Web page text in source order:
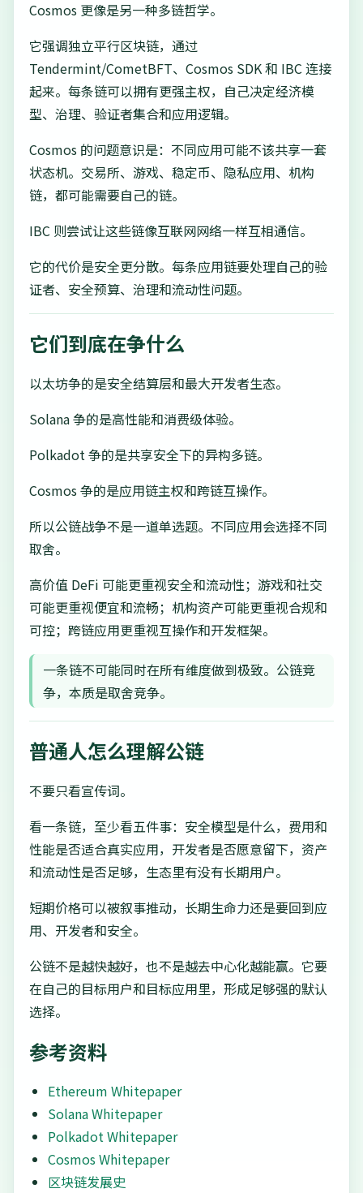
Cosmos 更像是另一种多链哲学。
它强调独立平行区块链，通过
Tendermint/CometBFT、Cosmos SDK 和 IBC 连接
起来。每条链可以拥有更强主权，自己决定经济模
型、治理、验证者集合和应用逻辑。
Cosmos 的问题意识是：不同应用可能不该共享一套
状态机。交易所、游戏、稳定币、隐私应用、机构
链，都可能需要自己的链。
IBC 则尝试让这些链像互联网网络一样互相通信。
它的代价是安全更分散。每条应用链要处理自己的验
证者、安全预算、治理和流动性问题。
它们到底在争什么
以太坊争的是安全结算层和最大开发者生态。
Solana 争的是高性能和消费级体验。
Polkadot 争的是共享安全下的异构多链。
Cosmos 争的是应用链主权和跨链互操作。
所以公链战争不是一道单选题。不同应用会选择不同
取舍。
高价值 DeFi 可能更重视安全和流动性；游戏和社交
可能更重视便宜和流畅；机构资产可能更重视合规和
可控；跨链应用更重视互操作和开发框架。
一条链不可能同时在所有维度做到极致。公链竞
争，本质是取舍竞争。
普通人怎么理解公链
不要只看宣传词。
看一条链，至少看五件事：安全模型是什么，费用和
性能是否适合真实应用，开发者是否愿意留下，资产
和流动性是否足够，生态里有没有长期用户。
短期价格可以被叙事推动，长期生命力还是要回到应
用、开发者和安全。
公链不是越快越好，也不是越去中心化越能赢。它要
在自己的目标用户和目标应用里，形成足够强的默认
选择。
参考资料
Ethereum Whitepaper
Solana Whitepaper
Polkadot Whitepaper
Cosmos Whitepaper
区块链发展史